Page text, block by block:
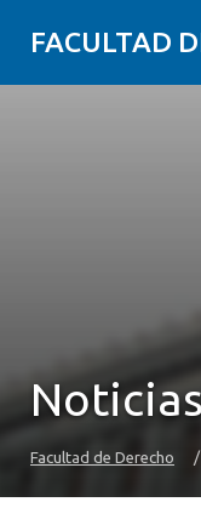
FACULTAD
Facultad de Derecho /